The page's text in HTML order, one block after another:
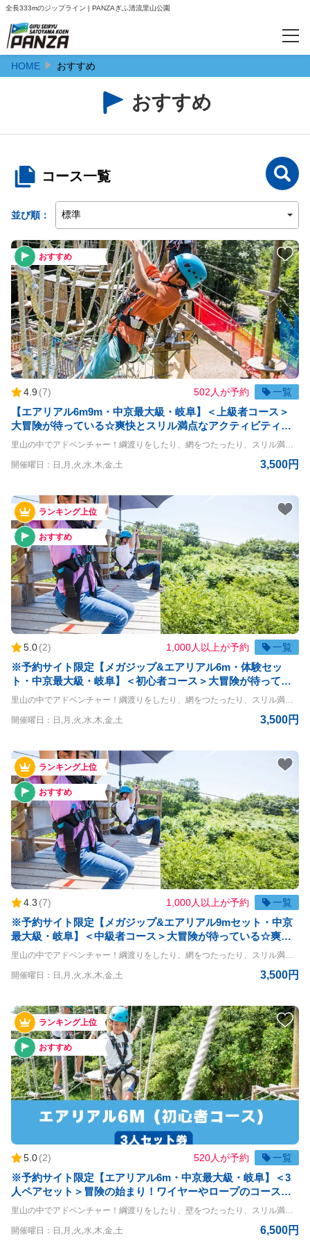
全長333mのジップライン | PANZAぎふ清流里山公園
カテゴリー
予約サイト限定のお得なセット券
特集
人気ランキング
おすすめ
ご案内
English
ログイン/予約確認
HOME おすすめ
おすすめ
コース一覧
並び順：
おすすめ
4.9 (7) 502人が予約 一覧
【エアリアル6m9m・中京最大級・岐阜】＜上級者コース＞
大冒険が待っている☆爽快とスリル満点なアクティビティコ
ース！
里山の中でアドベンチャー！綱渡りをしたり、網をつたったり、スリル満点の空中大冒険！ エアリアル6m&9m体験コースです。 おひとりさまはもちろん、団体様も参加OK！お待ちしております ◇コースの詳細◇ 高さ：6m&9m ◇利用条件◇ 小学生以上 体重30kg~120kg 身長120cm以上 ※140cm以下は同伴者が必要（同伴者も有料） ＝＝＝＝ 〇PANZAぎふ清流里山公園 PANZAぎふ清流里山公園は、自然豊かな里山の景観を楽しめるアウトドア施設です。 広大な公園内には、木々に囲まれた冒険アスレチック「MegaZIP」「Aerial」「SkyJAM」があり、子供から大人まで楽しめるアクティビティが満載です。 高所アスレチックやジップラインなど、スリル満点のチャレンジが待っており、初心者から上級者まで幅広く楽しめます。 家族や友人と一緒に、都会の喧騒を離れてアクティブに過ごす一日を満喫できる、岐阜県の魅力を堪能できるスポットです。
開催曜日：日,月,火,水,木,金,土 3,500円
ランキング上位
おすすめ
5.0(2) 1,000人以上が予約 一覧
※予約サイト限定【メガジップ&エアリアル6m・体験セッ
ト・中京最大級・岐阜】＜初心者コース＞大冒険が待ってい
る☆爽快とスリル満点なアクティビティコース！
里山の中でアドベンチャー！綱渡りをしたり、網をつたったり、スリル満点の空中大冒険！ メガジップ&エアリアル6m・体験コースです。 おひとりさまはもちろん、団体様も参加OK！お待ちしております ◇メガジップの詳細◇ ライン：全長333m 最高地上高：8m ◇エアリアルコースの詳細◇ 高さ：6m ◇利用条件◇ 小学生以上 体重20kg~120kg 身長120cm以上 ※140cm以下は同伴者が必要（同伴者も有料） ※但し、上記をクリアされている方でもハーネスが身体にフィットしない方は参加することができません ＝＝＝＝ 〇PANZAぎふ清流里山公園 PANZAぎふ清流里山公園は、自然豊かな里山の景観を楽しめるアウトドア施設です。 広大な公園内には、木々に囲まれた冒険アスレチック「MegaZIP」「Aerial」「SkyJAM」があり、子供から大人まで楽しめるアクティビティが満載です。 高所アスレチックやジップラインなど、スリル満点のチャレンジが待っており、初心者から上級者まで幅広く楽しめます。 家族や友人と一緒に、都会の喧騒を離れてアクティブに過ごす一日を満喫できる、岐阜県の魅力を堪能できるスポットです。
開催曜日：日,月,火,水,木,金,土 3,500円
ランキング上位
おすすめ
4.3 (7) 1,000人以上が予約 一覧
※予約サイト限定【メガジップ&エアリアル9mセット・中京
最大級・岐阜】＜中級者コース＞大冒険が待っている☆爽快
とスリル満点なアクティビティコース！
里山の中でアドベンチャー！綱渡りをしたり、網をつたったり、スリル満点の空中大冒険！ メガジップ&エアリアル9m・体験コースです。 おひとりさまはもちろん、団体様も参加OK！お待ちしております ◇ジップラインの詳細◇ ライン：全長333m 最高地上高：8m ◇エアリアルコースの詳細◇ 高さ：9m エアリアル ◇利用条件◇ 小学生以上 体重30kg~120kg 身長120cm以上 ※140cm以下は同伴者が必要（同伴者も有料） ※但し、上記をクリアされている方でもハーネスが身体にフィットしない方は参加することができません ＝＝＝＝ 〇PANZAぎふ清流里山公園 PANZAぎふ清流里山公園は、自然豊かな里山の景観を楽しめるアウトドア施設です。 広大な公園内には、木々に囲まれた冒険アスレチック「MegaZIP」「Aerial」「SkyJAM」があり、子供から大人まで楽しめるアクティビティが満載です。 高所アスレチックやジップラインなど、スリル満点のチャレンジが待っており、初心者から上級者まで幅広く楽しめます。 家族や友人と一緒に、都会の喧騒を離れてアクティブに過ごす一日を満喫できる、岐阜県の魅力を堪能できるスポットです。
開催曜日：日,月,火,水,木,金,土 3,500円
ランキング上位
おすすめ
5.0(2) 520人が予約 一覧
※予約サイト限定【エアリアル6m・中京最大級・岐阜】＜3
人ペアセット＞冒険の始まり！ワイヤーやロープのコースを
クリアしよう！※予約期限は体験日前日までとなります
里山の中でアドベンチャー！綱渡りをしたり、壁をつたったり、スリル満点の空中大冒険！ エアリアル6m体験コースです。 3名様一緒にご体験いただけるお得なプランです。 ・体験時間を分けることはできません ・体験コースを分けることはできません ◇コースの詳細◇ 高さ：6m ◇利用条件◇ 小学生以上 体重20kg~120kg 身長120cm以上 ※140cm以下は同伴者が必要（同伴者も有料） ＝＝＝＝ 〇PANZAぎふ清流里山公園 PANZAぎふ清流里山公園は、自然豊かな里山の景観を楽しめるアウトドア施設です。 広大な公園内には、木々に囲まれた冒険アスレチック「MegaZIP」「Aerial」「SkyJAM」があり、子供から大人まで楽しめるアクティビティが満載です。 高所アスレチックやジップラインなど、スリル満点のチャレンジが待っており、初心者から上級者まで幅広く楽しめます。 家族や友人と一緒に、都会の喧騒を離れてアクティブに過ごす一日を満喫できる、岐阜県の魅力を堪能できるスポットです。
開催曜日：日,月,火,水,木,金,土 6,500円